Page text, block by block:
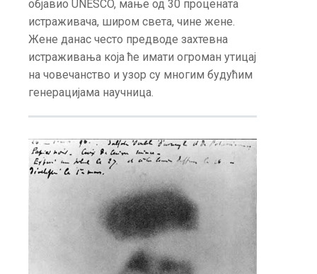
објавио UNESCO, мање од 30 процената
истраживача, широм света, чине жене.
Жене данас често предводе захтевна
истраживања која ће имати огроман утицај
на човечанство и узор су многим будућим
генерацијама научница.